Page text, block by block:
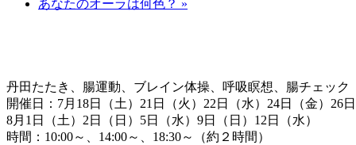
あなたのオーラは何色？ »
丹田たたき、腸運動、ブレイン体操、呼吸瞑想、腸チェック
開催日：7月18日（土）21日（火）22日（水）24日（金）26
8月1日（土）2日（日）5日（水）9日（日）12日（水）
時間：10:00～、14:00～、18:30～（約２時間）